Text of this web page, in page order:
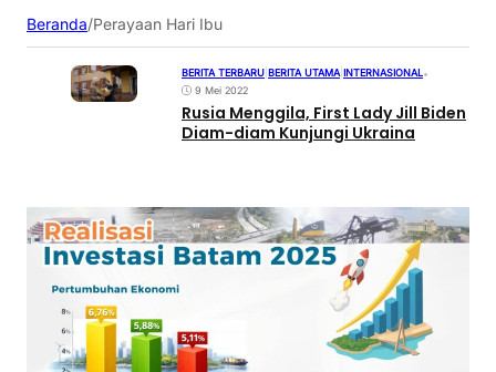
Beranda/Perayaan Hari Ibu
BERITA TERBARU BERITA UTAMA INTERNASIONAL•
9 Mei 2022
Rusia Menggila, First Lady Jill Biden
Diam-diam Kunjungi Ukraina